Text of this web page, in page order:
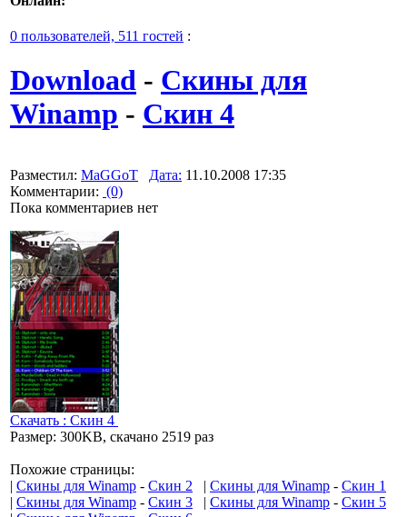
0 пользователей, 511 гостей :
Download - Скины для
Winamp - Скин 4
Разместил: MaGGoT Дата: 11.10.2008 17:35
Комментарии: (0)
Пока комментариев нет
Скачать : Скин 4
Размер: 300KB, скачано 2519 раз
Похожие страницы:
| Скины для Winamp - Скин 2 | Скины для Winamp - Скин 1
| Скины для Winamp - Скин 3 | Скины для Winamp - Скин 5